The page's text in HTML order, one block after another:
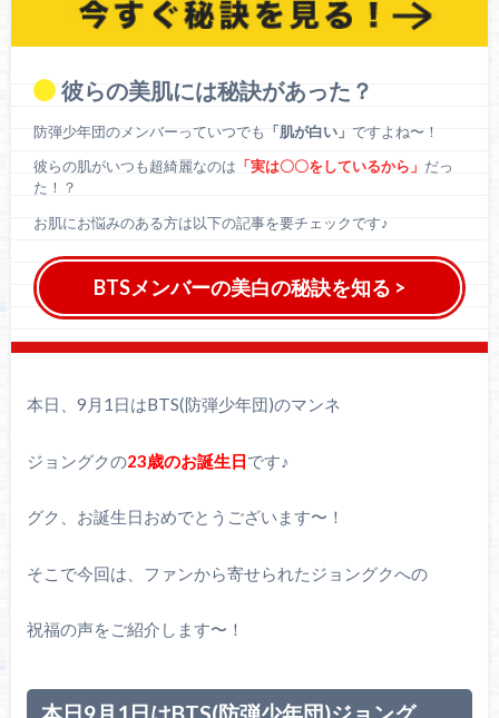
彼らの美肌には秘訣があった？
防弾少年団のメンバーっていつでも 「肌が白い」 ですよね〜！
彼らの肌がいつも超綺麗なのは 「実は〇〇をしているから」 だっ
た！？
お肌にお悩みのある方は以下の記事を要チェックです♪
BTSメンバーの美白の秘訣を知る >
本日、9月1日はBTS(防弾少年団)のマンネ
ジョングクの23歳のお誕生日です♪
グク、お誕生日おめでとうございます〜！
そこで今回は、ファンから寄せられたジョングクへの
祝福の声をご紹介します〜！